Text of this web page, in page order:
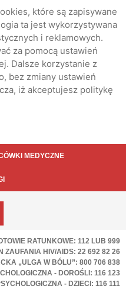
które są zapisywane
ta jest wykorzystywana
i reklamowych.
za pomocą ustawień
Dalsze korzystanie z
bez zmiany ustawień
iż akceptujesz politykę
MEDYCZNE
RATUNKOWE: 112 LUB 999
ZAUFANIA HIV/AIDS: 22 692 82 26
„ULGA W BÓLU”: 800 706 838
- DOROŚLI: 116 123
- DZIECI: 116 111